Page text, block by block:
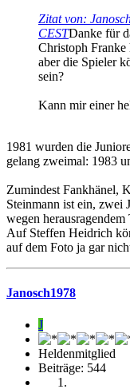
Zitat von:
CESTDanke für
Christoph
aber die Spieler
sein?
Kann mir einer
1981 wurden die
gelang zweimal: 1983
Zumindest Fankhänel,
Steinmann ist ein, zwei
wegen
Auf Steffen Heidrich
auf dem Foto ja gar
Janosch1978
J
Heldenmitglied
Beiträge: 544